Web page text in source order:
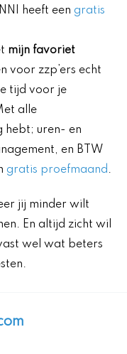
heeft een gratis
mijn favoriet
voor zzp’ers echt
tijd voor je
alle
hebt; uren- en
en BTW
gratis proefmaand .
jij minder wilt
En altijd zicht wil
wel wat beters